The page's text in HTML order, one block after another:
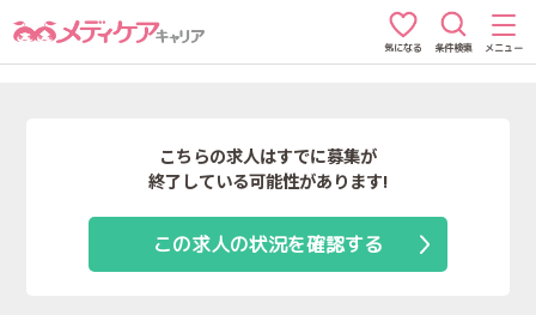
気になる 条件検索 メニュー
こちらの求人はすでに募集が
終了している可能性があります!
この求人の状況を確認する